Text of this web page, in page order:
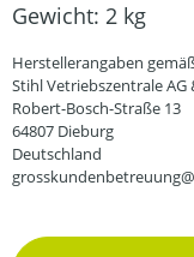
Gewicht: 2 kg
Herstellerangaben
Stihl Vetriebszentrale AG
Robert-Bosch-Straße 13
64807 Dieburg
Deutschland